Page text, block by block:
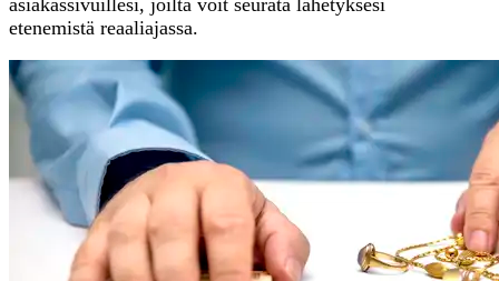
etenemistä reaaliajassa.